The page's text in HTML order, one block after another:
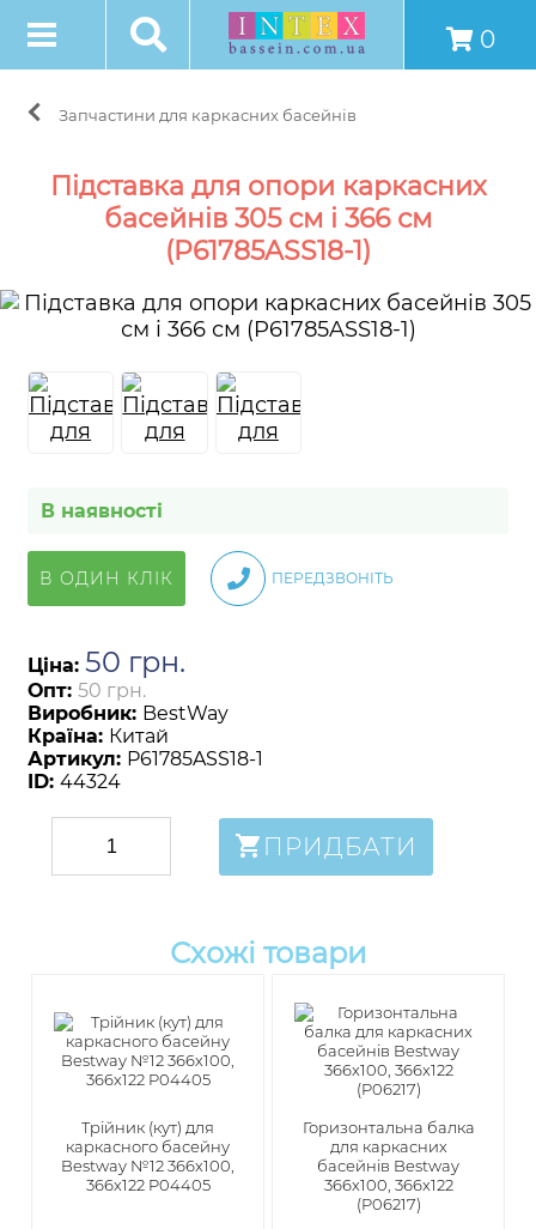
0
Запчастини для каркасних басейнів
Підставка для опори каркасних
басейнів 305 см і 366 см
(P61785ASS18-1)
В наявності
В ОДИН КЛІК ПЕРЕДЗВОНІТЬ
Ціна: 50 грн.
Опт: 50 грн.
Виробник: BestWay
Країна: Китай
Артикул: P61785ASS18-1
ID: 44324
ПРИДБАТИ
Схожі товари
Трійник (кут) для
каркасного басейну
Bestway №12 366х100,
366х122 P04405
Горизонтальна балка
для каркасних
басейнів Bestway
366x100, 366x122
(P06217)